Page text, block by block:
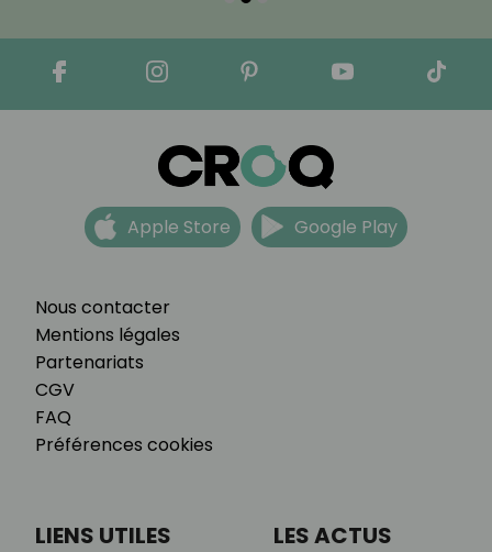
Nous contacter
Mentions légales
Partenariats
CGV
FAQ
Préférences cookies
Apple Store Google Play
LIENS UTILES LES ACTUS